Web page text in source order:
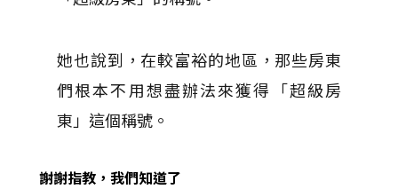
她也說到，在較富裕的地區，那些房東
們根本不用想盡辦法來獲得「超級房
東」這個稱號。
謝謝指教，我們知道了